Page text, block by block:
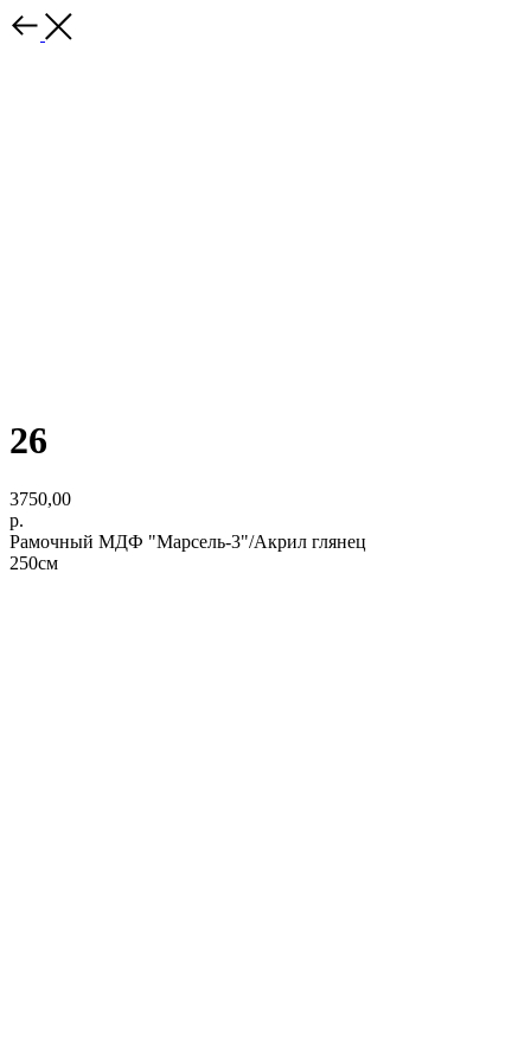
26
3750,00
р.
Рамочный МДФ "Марсель-3"/Акрил глянец
250см